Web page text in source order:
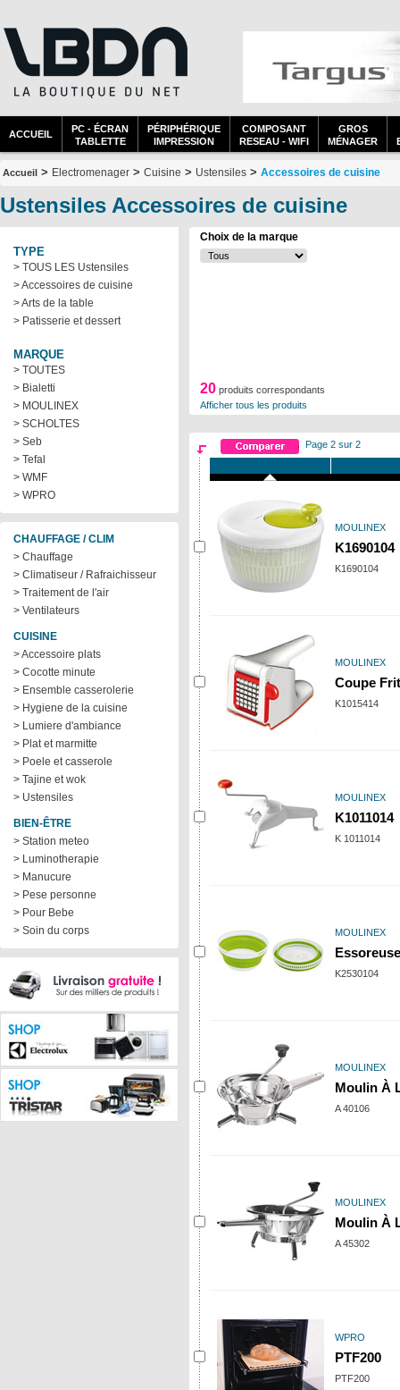
ACCUEIL
PC - ÉCRAN
TABLETTE
PÉRIPHÉRIQUE
IMPRESSION
COMPOSANT
RESEAU - WIFI
GROS
MÉNAGER
Accueil > Electromenager > Cuisine > Ustensiles > Accessoires de cuisine
Ustensiles Accessoires de cuisine
TYPE
> TOUS LES Ustensiles
> Accessoires de cuisine
> Arts de la table
> Patisserie et dessert
MARQUE
> TOUTES
> Bialetti
> MOULINEX
> SCHOLTES
> Seb
> Tefal
> WMF
> WPRO
CHAUFFAGE / CLIM
> Chauffage
> Climatiseur / Rafraichisseur
> Traitement de l'air
> Ventilateurs
CUISINE
> Accessoire plats
> Cocotte minute
> Ensemble casserolerie
> Hygiene de la cuisine
> Lumiere d'ambiance
> Plat et marmitte
> Poele et casserole
> Tajine et wok
> Ustensiles
BIEN-ÊTRE
> Station meteo
> Luminotherapie
> Manucure
> Pese personne
> Pour Bebe
> Soin du corps
Choix de la marque
20 produits correspondants
Afficher tous les produits
Page 2 sur 2
MOULINEX
K1690104
K1690104
MOULINEX
Coupe
K1015414
MOULINEX
K1011014
K 1011014
MOULINEX
K2530104
MOULINEX
Moulin À
A 40106
MOULINEX
Moulin À
A 45302
WPRO
PTF200
PTF200